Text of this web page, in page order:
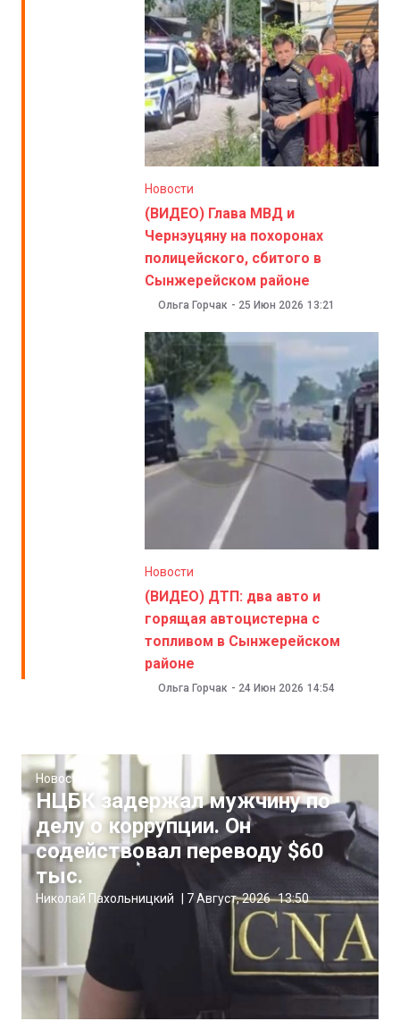
Новости
(ВИДЕО) Глава МВД и
Чернэуцяну на похоронах
полицейского, сбитого в
Сынжерейском районе
Ольга Горчак - 25 Июн 2026 13:21
Новости
(ВИДЕО) ДТП: два авто и
горящая автоцистерна с
топливом в Сынжерейском
районе
Ольга Горчак - 24 Июн 2026 14:54
Новости
НЦБК задержал мужчину по
делу о коррупции. Он
содействовал переводу $60
тыс.
Николай Пахольницкий 7 Август, 2026 13:50